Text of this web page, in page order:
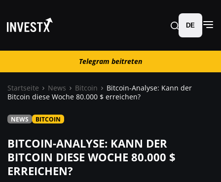
Telegram beitreten
News
Trading
DE
Telegram beitreten
Startseite News Bitcoin
Bitcoin-Analyse: Kann der
Bitcoin diese Woche 80.000 $ erreichen?
NEWS BITCOIN
BITCOIN-ANALYSE: KANN DER
BITCOIN DIESE WOCHE 80.000 $
ERREICHEN?